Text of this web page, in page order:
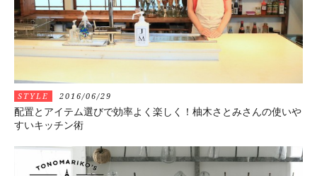
STYLE 2016/06/29
配置とアイテム選びで効率よく楽しく！柚木さとみさんの使いや
すいキッチン術